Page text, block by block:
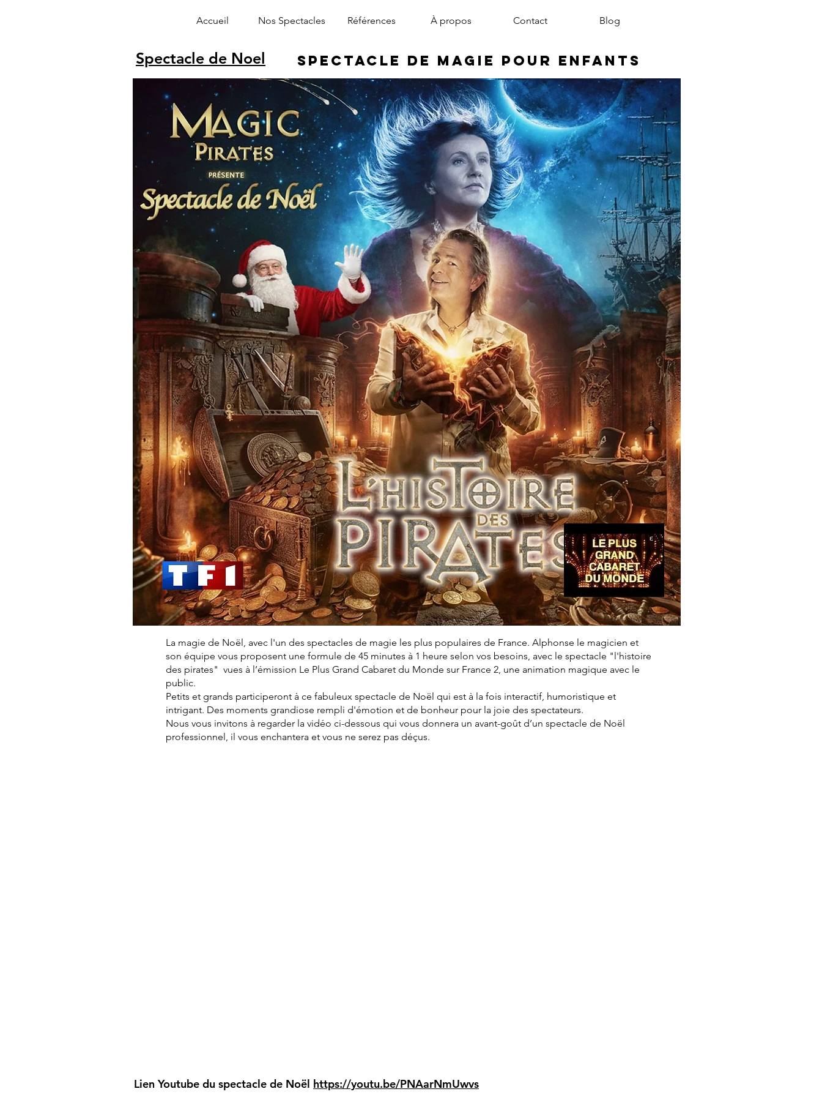
Accueil Nos Spectacles Références À propos Contact Blog
Spectacle de Noel Spectacle de Magie pour enfants
Alphonse le magicien arbre de noël
La magie de Noël, avec l'un des spectacles de magie les plus populaires de France. Alphonse le magicien et
son équipe vous proposent une formule de 45 minutes à 1 heure selon vos besoins, avec le spectacle "l'histoire
des pirates" vues à l’émission Le Plus Grand Cabaret du Monde sur France 2, une animation magique avec le
public.
Petits et grands participeront à ce fabuleux spectacle de Noël qui est à la fois interactif, humoristique et
intrigant. Des moments grandiose rempli d'émotion et de bonheur pour la joie des spectateurs.
Nous vous invitons à regarder la vidéo ci-dessous qui vous donnera un avant-goût d’un spectacle de Noël
professionnel, il vous enchantera et vous ne serez pas déçus.
Lien Youtube du spectacle de Noël https://youtu.be/PNAarNmUwvs